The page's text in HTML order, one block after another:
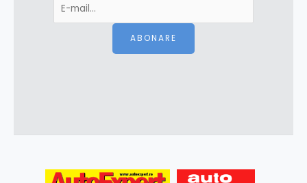
ABONARE